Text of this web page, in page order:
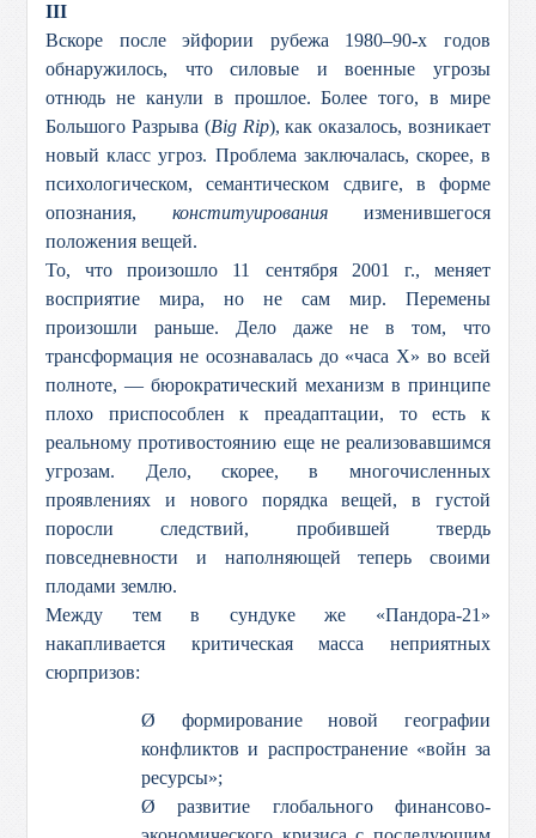
III
Вскоре после эйфории рубежа 1980–90-х годов
обнаружилось, что силовые и военные угрозы
отнюдь не канули в прошлое. Более того, в мире
Большого Разрыва (Big Rip), как оказалось, возникает
новый класс угроз. Проблема заключалась, скорее, в
психологическом, семантическом сдвиге, в форме
опознания, конституирования изменившегося
положения вещей.
То, что произошло 11 сентября 2001 г., меняет
восприятие мира, но не сам мир. Перемены
произошли раньше. Дело даже не в том, что
трансформация не осознавалась до «часа Х» во всей
полноте, — бюрократический механизм в принципе
плохо приспособлен к преадаптации, то есть к
реальному противостоянию еще не реализовавшимся
угрозам. Дело, скорее, в многочисленных
проявлениях и нового порядка вещей, в густой
поросли следствий, пробившей твердь
повседневности и наполняющей теперь своими
плодами землю.
Между тем в сундуке же «Пандора-21»
накапливается критическая масса неприятных
сюрпризов:
Ø формирование новой географии
конфликтов и распространение «войн за
ресурсы»;
Ø развитие глобального финансово-